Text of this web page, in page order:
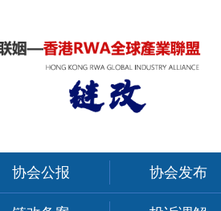
协会公报 协会发布